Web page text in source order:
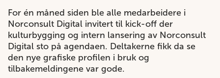
For én måned siden ble alle medarbeidere i
Norconsult Digital invitert til kick-off der
kulturbygging og intern lansering av Norconsult
Digital sto på agendaen. Deltakerne fikk da se
den nye grafiske profilen i bruk og
tilbakemeldingene var gode.